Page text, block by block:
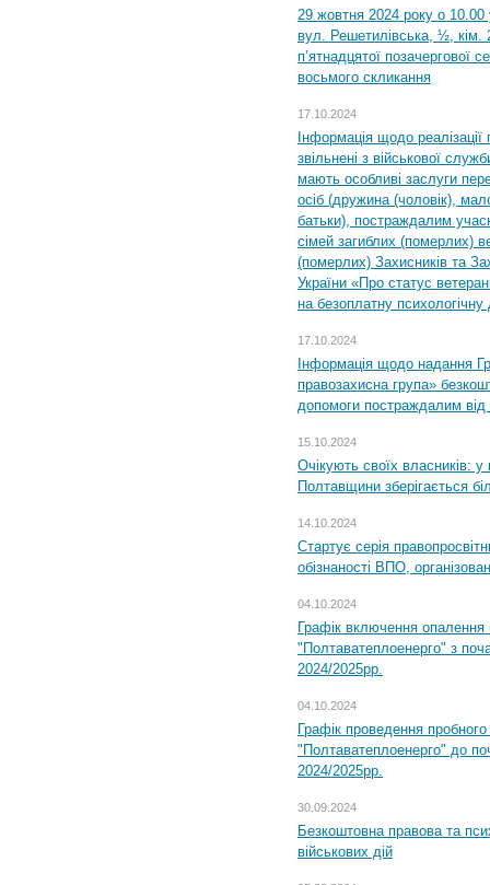
29 жовтня 2024 року о 10.00
вул. Решетилівська, ½, кім.
п’ятнадцятої позачергової
восьмого скликання
17.10.2024
Інформація щодо
звільнені з військової
мають особливі заслуги
осіб (дружина (чоловік),
батьки), постраждалим
сімей загиблих (померлих)
(померлих) Захисників та
України «Про статус
на безоплатну психологічну
17.10.2024
Інформація щодо надання
правозахисна група»
допомоги постраждалим від
15.10.2024
Очікують своїх власників: у
Полтавщини зберігається
14.10.2024
Стартує серія
обізнаності ВПО,
04.10.2024
Графік включення
"Полтаватеплоенерго" з
2024/2025рр.
04.10.2024
Графік проведення
"Полтаватеплоенерго" до
2024/2025рр.
30.09.2024
Безкоштовна правова та
військових дій